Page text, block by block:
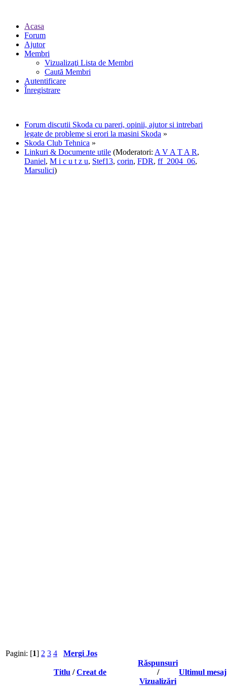
Acasa
Forum
Ajutor
Membri
Vizualizaţi Lista de Membri
Caută Membri
Autentificare
Înregistrare
Forum discutii Skoda cu pareri, opinii, ajutor si intrebari
legate de probleme si erori la masini Skoda »
Skoda Club Tehnica »
Linkuri & Documente utile (Moderatori: A V A T A R,
Daniel, M i c u t z u, Stef13, corin, FDR, ff_2004_06,
Marsulici)
Pagini: [1] 2 3 4 Mergi Jos
Titlu /Creat de
Răspunsuri
/
Vizualizări
Ultimul mesaj